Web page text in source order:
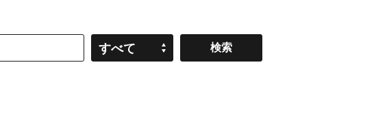
すべて